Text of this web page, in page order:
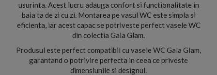
usurinta. Acest lucru adauga confort si functionalitate in
baia ta de zi cu zi. Montarea pe vasul WC este simpla si
eficienta, iar acest capac se potriveste perfect vasele WC
din colectia Gala Glam.
Produsul este perfect compatibil cu vasele WC Gala Glam,
garantand o potrivire perfecta in ceea ce priveste
dimensiunile si designul.